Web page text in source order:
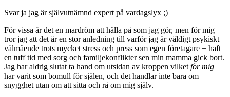
Svar ja jag är självutnämnd expert på vardagslyx ;)
För vissa är det en mardröm att hålla på som jag gör, men för mig
tror jag att det är en stor anledning till varför jag är väldigt psykiskt
välmående trots mycket stress och press som egen företagare + haft
en tuff tid med sorg och familjekonflikter sen min mamma gick bort.
Jag har aldrig slutat ta hand om utsidan av kroppen vilket för mig
har varit som bomull för själen, och det handlar inte bara om
snygghet utan om att sitta och rå om mig själv.